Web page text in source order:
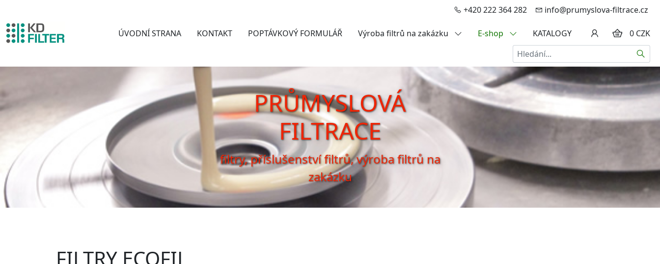
+420 222 364 282 info@prumyslova-filtrace.cz
ÚVODNÍ STRANA KONTAKT POPTÁVKOVÝ FORMULÁŘ Výroba filtrů na zakázku E-shop KATALOGY
0 CZK
Hledat
PRŮMYSLOVÁ
FILTRACE
filtry, příslušenství filtrů, výroba filtrů na
zakázku
FILTRY ECOFIL